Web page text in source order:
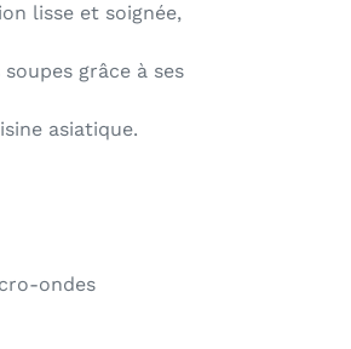
lisse et soignée,
grâce à ses
asiatique.
ondes